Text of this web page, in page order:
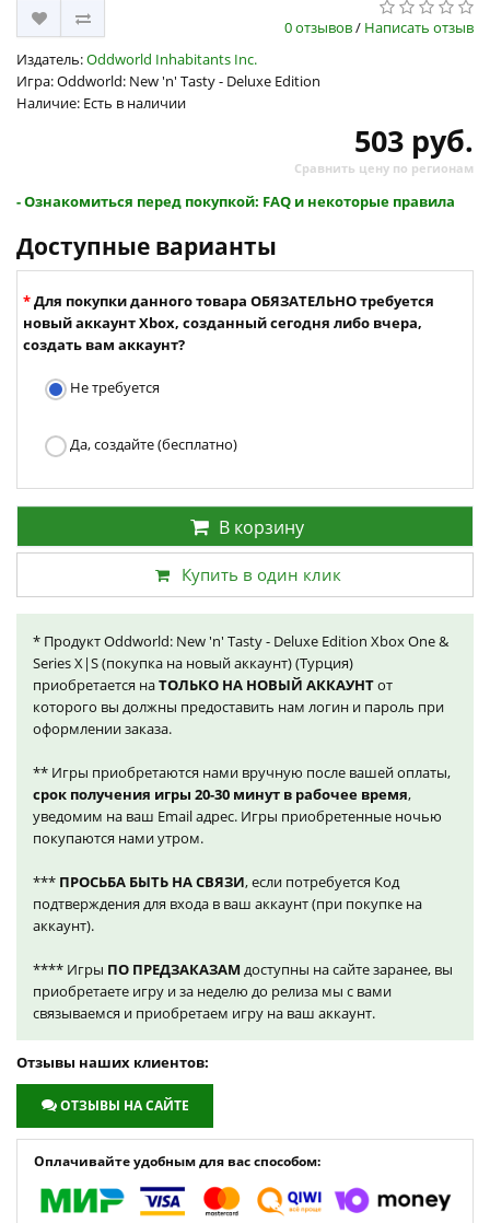
0 отзывов/ Написать отзыв
Издатель:Oddworld Inhabitants Inc.
Игра: Oddworld: New 'n' Tasty - Deluxe Edition
Наличие: Есть в наличии
503 руб.
Сравнить цену по регионам
- Ознакомиться перед покупкой: FAQ и некоторые правила
Доступные варианты
Для покупки данного товара ОБЯЗАТЕЛЬНО требуется
новый аккаунт Xbox, созданный сегодня либо вчера,
создать вам аккаунт?
Не требуется
Да, создайте (бесплатно)
В корзину
Купить в один клик
* Продукт Oddworld: New 'n' Tasty - Deluxe Edition Xbox One &
Series X|S (покупка на новый аккаунт) (Турция)
приобретается наТОЛЬКО НА НОВЫЙ АККАУНТот
которого вы должны предоставить нам логин и пароль при
оформлении заказа.
** Игры приобретаются нами вручную после вашей оплаты,
срок получения игры 20-30 минут в рабочее время,
уведомим на ваш Email адрес. Игры приобретенные ночью
покупаются нами утром.
*** ПРОСЬБА БЫТЬ НА СВЯЗИ, если потребуется Код
подтверждения для входа в ваш аккаунт (при покупке на
аккаунт).
**** Игры ПО ПРЕДЗАКАЗАМ доступны на сайте заранее, вы
приобретаете игру и за неделю до релиза мы с вами
связываемся и приобретаем игру на ваш аккаунт.
Отзывы наших клиентов:
ОТЗЫВЫ НА САЙТЕ
Оплачивайте удобным для вас способом: